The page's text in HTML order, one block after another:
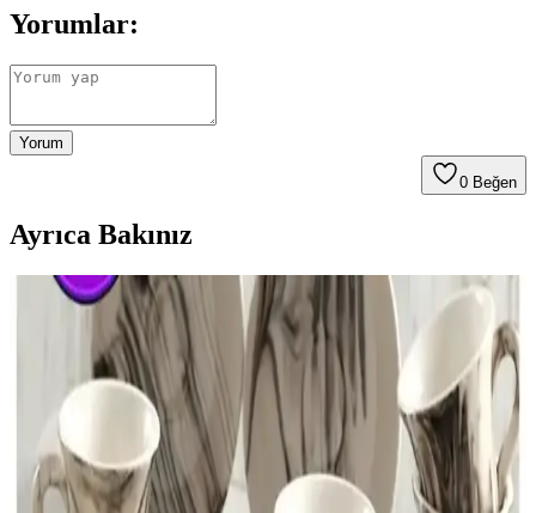
Yorumlar:
Yorum
0 Beğen
Ayrıca Bakınız
Emsan Sonsuz Aşk 2 Kişilik Kahve Fincan Takımı
Modern Tasarımı ve Dayanıklılığıyla Öne Çıkıyor
Emsan Sonsuz Aşk 2 kişilik kahve fincan takımı, modern tasarımı ve
yüksek kaliteli seramik malzemesiyle kahve deneyimini
zenginleştirir, dayanıklı ve kullanışlıdır.
Kahve Fincanlarıyla Dekorasyonunuzu
Zenginleştiren Şık ve Fonksiyonel Seçenekler